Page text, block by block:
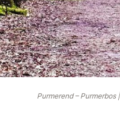
Purmerend –